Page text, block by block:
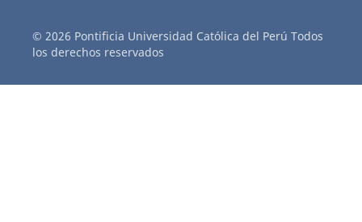
© 2026 Pontificia Universidad Católica del Perú Todos
los derechos reservados